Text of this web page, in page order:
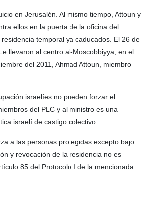
en Jerusalén. Al mismo tiempo, Attoun y
ellos en la puerta de la oficina del
temporal ya caducados. El 26 de
llevaron al centro al-Moscobbiyya, en el
del 2011, Ahmad Attoun, miembro
israelíes no pueden forzar el
del PLC y al ministro es una
israelí de castigo colectivo.
a las personas protegidas excepto bajo
y revocación de la residencia no es
85 del Protocolo I de la mencionada